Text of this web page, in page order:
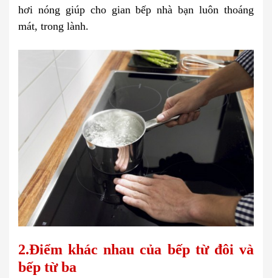
hơi nóng giúp cho gian bếp nhà bạn luôn thoáng
mát, trong lành.
2.Điểm khác nhau của bếp từ đôi và
bếp từ ba